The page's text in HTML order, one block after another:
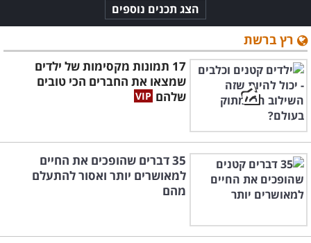
הצג תכנים נוספים
רץ ברשת
17 תמונות מקסימות של ילדים
שמצאו את החברים הכי טובים
שלהם
35 דברים שהופכים את החיים
למאושרים יותר ואסור להתעלם
מהם